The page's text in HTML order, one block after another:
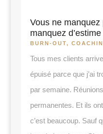
Vous ne
manquez
BURN-OUT,
Tous mes clients
épuisé parce que j’ai
par semaine.
permanentes. Et ils
c’est beaucoup. Sauf